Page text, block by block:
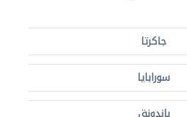
جاكرتا
سورابايا